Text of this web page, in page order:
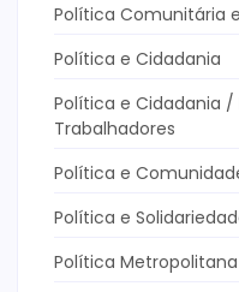
Política Comunitária
Política e Cidadania
Política e Cidadania /
Trabalhadores
Política e
Política e
Política Metropolitana